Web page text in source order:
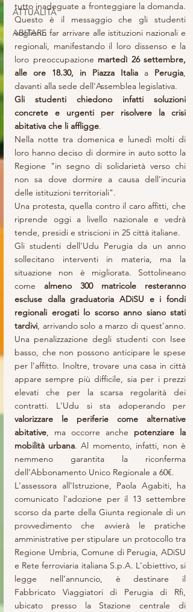
ATTUALITÀ
ABITARE
tutto inadeguate a fronteggiare la domanda.
Questo è il messaggio che gli studenti
vogliono far arrivare alle istituzioni nazionali e
regionali, manifestando il loro dissenso e la
loro preoccupazione martedì 26 settembre,
alle ore 18.30, in Piazza Italia a Perugia,
davanti alla sede dell'Assemblea legislativa.
Gli studenti chiedono infatti soluzioni
concrete e urgenti per risolvere la crisi
abitativa che li affligge.
Nella notte tra domenica e lunedì molti di
loro hanno deciso di dormire in auto sotto la
Regione "in segno di solidarietà verso chi
non sa dove dormire a causa dell'incuria
delle istituzioni territoriali".
Una protesta, quella contro il caro affitti, che
riprende oggi a livello nazionale e vedrà
tende, presidi e striscioni in 25 città italiane.
Gli studenti dell'Udu Perugia da un anno
sollecitano interventi in materia, ma la
situazione non è migliorata. Sottolineano
come almeno 300 matricole resteranno
escluse dalla graduatoria ADiSU e i fondi
regionali erogati lo scorso anno siano stati
tardivi, arrivando solo a marzo di quest'anno.
Una penalizzazione degli studenti con Isee
basso, che non possono anticipare le spese
per l'affitto. Inoltre, trovare una casa in città
appare sempre più difficile, sia per i prezzi
elevati che per la scarsa regolarità dei
valorizzare le periferie come alternative
abitative, ma occorre anche potenziare la
mobilità urbana. Al momento, infatti, non è
nemmeno garantita la riconferma
dell’Abbonamento Unico Regionale a 60€.
L'assessora all'Istruzione, Paola Agabiti, ha
comunicato l’adozione per il 13 settembre
scorso da parte della Giunta regionale di un
provvedimento che avvierà le pratiche
amministrative per stipulare un protocollo tra
Regione Umbria, Comune di Perugia, ADiSU
e Rete ferroviaria italiana S.p.A. L'obiettivo, si
legge nell’annuncio, è destinare il
Fabbricato Viaggiatori di Perugia di Rfi,
ubicato presso la Stazione centrale di